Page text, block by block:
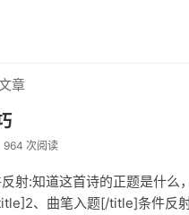
章
964 次阅读
射:知道这首诗的正题是什么
、曲笔入题[/title]条件反